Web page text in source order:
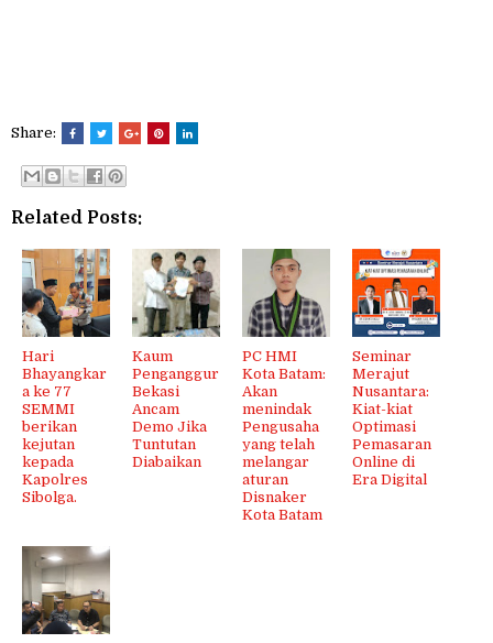
Share:
Related Posts:
Hari
Bhayangkar
a ke 77
SEMMI
berikan
kejutan
kepada
Kapolres
Sibolga.
Kaum
Penganggur
Bekasi
Ancam
Demo Jika
Tuntutan
Diabaikan
PC HMI
Kota Batam:
Akan
menindak
Pengusaha
yang telah
melangar
aturan
Disnaker
Kota Batam
Seminar
Merajut
Nusantara:
Kiat-kiat
Optimasi
Pemasaran
Online di
Era Digital